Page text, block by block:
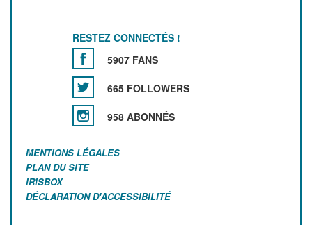
RESTEZ CONNECTÉS !
5907 FANS
665 FOLLOWERS
958 ABONNÉS
MENTIONS LÉGALES
PLAN DU SITE
IRISBOX
DÉCLARATION D'ACCESSIBILITÉ